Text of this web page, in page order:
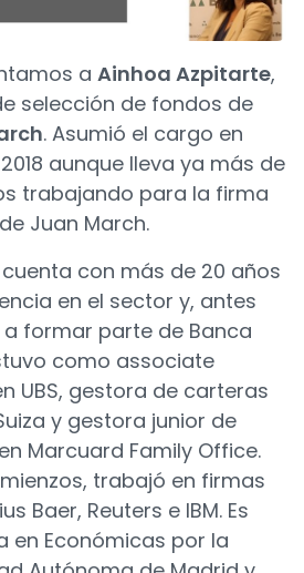
a Ainhoa Azpitarte,
selección de fondos de
. Asumió el cargo en
aunque lleva ya más de
trabajando para la firma
Juan March.
con más de 20 años
en el sector y, antes
formar parte de Banca
como associate
UBS, gestora de carteras
y gestora junior de
Marcuard Family Office.
trabajó en firmas
Baer, Reuters e IBM. Es
en Económicas por la